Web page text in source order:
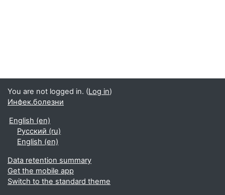
You are not logged in. (Log in)
Инфек.болезни
English ‎(en)‎
Русский ‎(ru)‎
English ‎(en)‎
Data retention summary
Get the mobile app
Switch to the standard theme